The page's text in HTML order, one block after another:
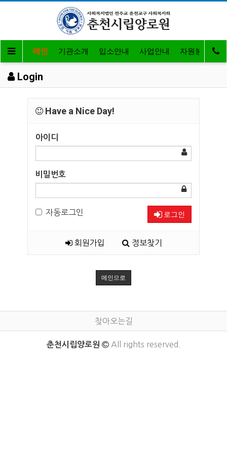
메인 기관소개 입소안내 사업안내 자원봉사 및
Login
Have a Nice Day!
아이디
비밀번호
자동로그인 로그인
회원가입 정보찾기
메인으로
찾아오는길
춘천시립양로원 All rights reserved.